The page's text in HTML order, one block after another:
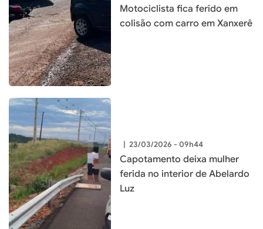
Motociclista fica ferido em
colisão com carro em Xanxerê
| 23/03/2026 - 09h44
Capotamento deixa mulher
ferida no interior de Abelardo
Luz